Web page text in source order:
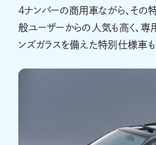
4ナンバーの商用車ながら、その
般ユーザーからの人気も高く、専
ンズガラスを備えた特別仕様車も